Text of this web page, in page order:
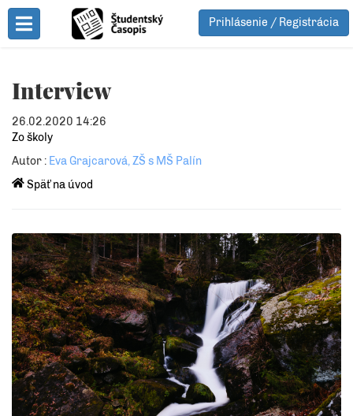
Toggle Menu
Prihlásenie / Registrácia
Interview
26.02.2020 14:26
Zo školy
Autor : Eva Grajcarová, ZŠ s MŠ Palín
Späť na úvod